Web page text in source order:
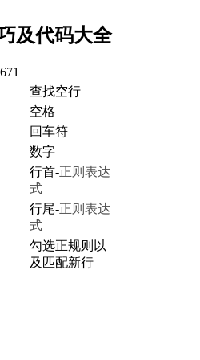
及代码大全
671
查找空行
空格
回车符
数字
行首-正则表达
式
行尾-正则表达
式
勾选正规则以
及匹配新行